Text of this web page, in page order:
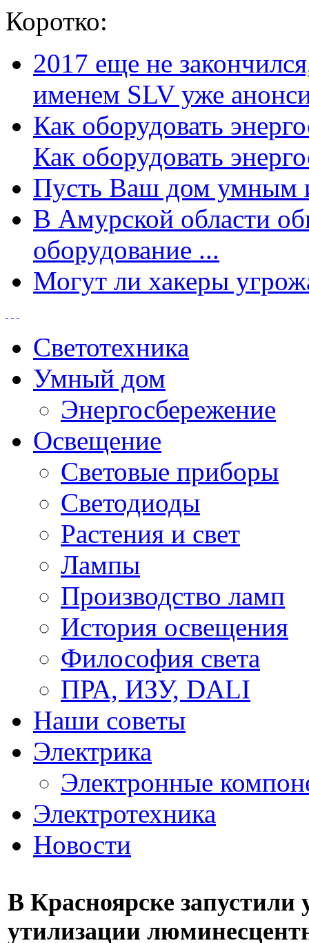
Коротко:
2017 еще не
именем SLV уже
Как оборудовать
Как оборудовать
Пусть Ваш дом умным
В Амурской области
оборудование ...
Могут ли хакеры
Светотехника
Умный дом
Энергосбережение
Освещение
Световые приборы
Светодиоды
Растения и свет
Лампы
Производство ламп
История освещения
Философия света
ПРА, ИЗУ, DALI
Наши советы
Электрика
Электронные
Электротехника
Новости
В Красноярске запустили
утилизации